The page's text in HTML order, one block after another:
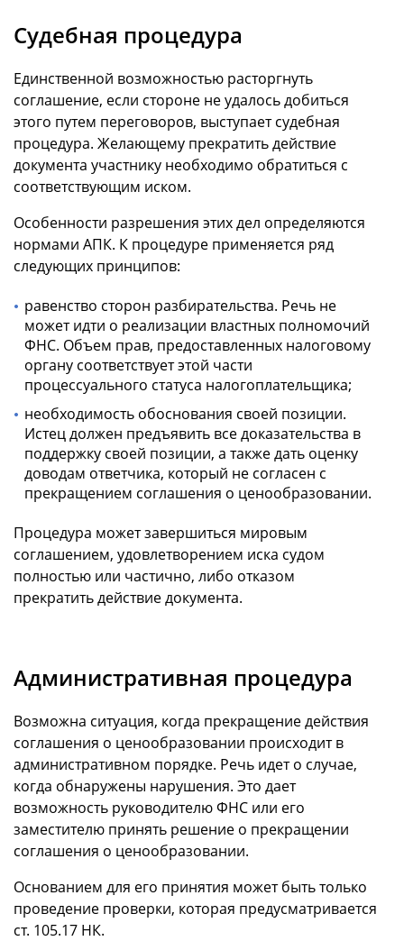
Судебная процедура
Единственной возможностью расторгнуть
соглашение, если стороне не удалось добиться
этого путем переговоров, выступает судебная
процедура. Желающему прекратить действие
документа участнику необходимо обратиться с
соответствующим иском.
Особенности разрешения этих дел определяются
нормами АПК. К процедуре применяется ряд
следующих принципов:
равенство сторон разбирательства. Речь не
может идти о реализации властных полномочий
ФНС. Объем прав, предоставленных налоговому
органу соответствует этой части
процессуального статуса налогоплательщика;
необходимость обоснования своей позиции.
Истец должен предъявить все доказательства в
поддержку своей позиции, а также дать оценку
доводам ответчика, который не согласен с
прекращением соглашения о ценообразовании.
Процедура может завершиться мировым
соглашением, удовлетворением иска судом
полностью или частично, либо отказом
прекратить действие документа.
Административная процедура
Возможна ситуация, когда прекращение действия
соглашения о ценообразовании происходит в
административном порядке. Речь идет о случае,
когда обнаружены нарушения. Это дает
возможность руководителю ФНС или его
заместителю принять решение о прекращении
соглашения о ценообразовании.
Основанием для его принятия может быть только
проведение проверки, которая предусматривается
ст. 105.17 НК.